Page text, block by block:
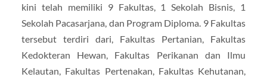
kini telah memiliki 9 Fakultas, 1 Sekolah Bisnis, 1
Sekolah Pacasarjana, dan Program Diploma. 9 Fakultas
tersebut terdiri dari, Fakultas Pertanian, Fakultas
Kedokteran Hewan, Fakultas Perikanan dan Ilmu
Kelautan, Fakultas Pertenakan, Fakultas Kehutanan,